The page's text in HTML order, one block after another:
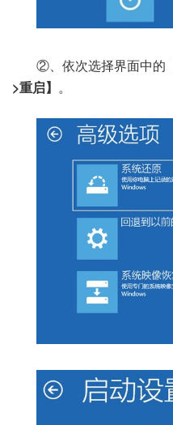
②、依次选择界面中的
>重启】 。